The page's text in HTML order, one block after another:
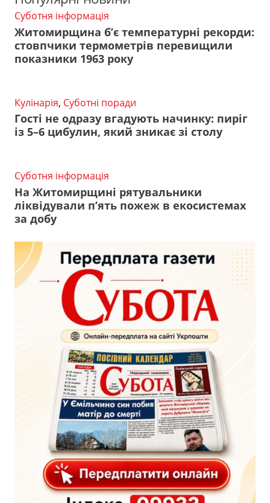
Суботня інформація
Житомирщина б’є температурні рекорди:
стовпчики термометрів перевищили
показники 1963 року
Кулінарія, Суботні поради
Гості не одразу вгадують начинку: пиріг
із 5–6 цибулин, який зникає зі столу
Суботня інформація
На Житомирщині рятувальники
ліквідували п’ять пожеж в екосистемах
за добу